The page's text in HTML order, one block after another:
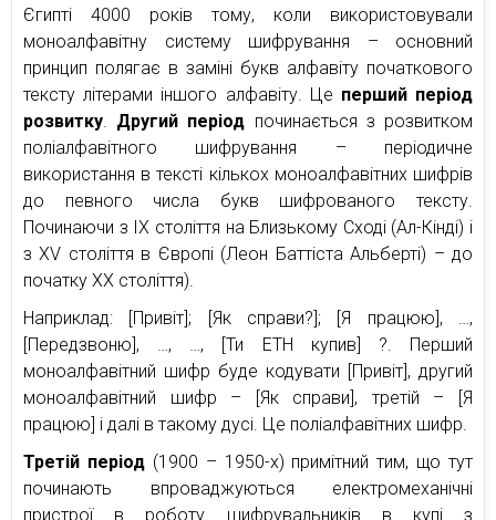
Єгипті 4000 років тому, коли використовували
моноалфавітну систему шифрування – основний
принцип полягає в заміні букв алфавіту початкового
тексту літерами іншого алфавіту. Це перший період
розвитку. Другий період починається з розвитком
поліалфавітного шифрування – періодичне
використання в тексті кількох моноалфавітних шифрів
до певного числа букв шифрованого тексту.
Починаючи з IX століття на Близькому Сході (Ал-Кінді) і
з XV століття в Європі (Леон Баттіста Альберті) – до
початку XX століття).
Наприклад: [Привіт]; [Як справи?]; [Я працюю], …,
[Передзвоню], …, …, [Ти ETH купив] ?. Перший
моноалфавітний шифр буде кодувати [Привіт], другий
моноалфавітний шифр – [Як справи], третій – [Я
працюю] і далі в такому дусі. Це поліалфавітних шифр.
Третій період(1900 – 1950-х) примітний тим, що тут
починають впроваджуються електромеханічні
пристрої в роботу шифрувальників в купі з